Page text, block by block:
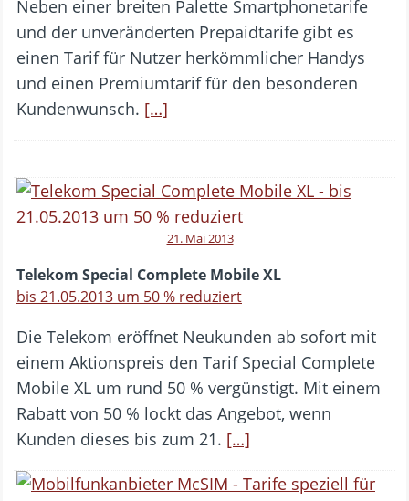
Neben einer breiten Palette Smartphonetarife
und der unveränderten Prepaidtarife gibt es
einen Tarif für Nutzer herkömmlicher Handys
und einen Premiumtarif für den besonderen
Kundenwunsch. […]
21. Mai 2013
Telekom Special Complete Mobile XL
bis 21.05.2013 um 50 % reduziert
Die Telekom eröffnet Neukunden ab sofort mit
einem Aktionspreis den Tarif Special Complete
Mobile XL um rund 50 % vergünstigt. Mit einem
Rabatt von 50 % lockt das Angebot, wenn
Kunden dieses bis zum 21. […]